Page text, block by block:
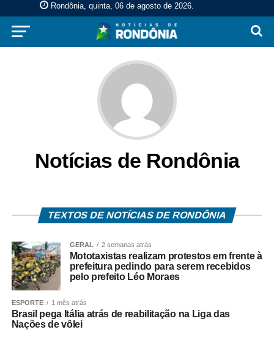
Rondônia, quinta, 06 de agosto de 2026.
Notícias de Rondônia
TEXTOS DE NOTÍCIAS DE RONDÔNIA
GERAL 2 semanas atrás
Mototaxistas realizam protestos em frente à
prefeitura pedindo para serem recebidos
pelo prefeito Léo Moraes
ESPORTE 1 mês atrás
Brasil pega Itália atrás de reabilitação na Liga das
Nações de vôlei